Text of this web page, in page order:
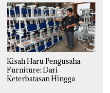
Kisah Haru Pengusaha
Furniture: Dari
Keterbatasan Hingga